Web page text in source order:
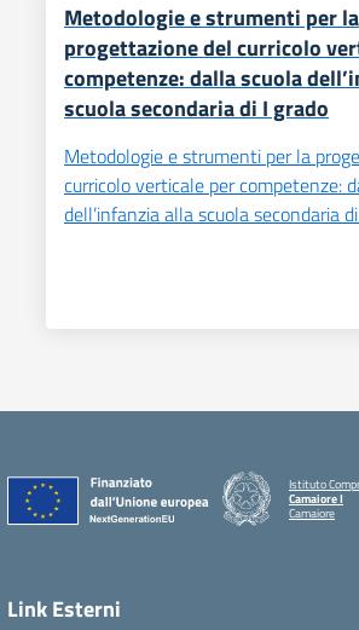
Metodologie e strumenti per la
progettazione del curricolo
competenze: dalla scuola
scuola secondaria di I grado
Metodologie e strumenti per la
curricolo verticale per competenze:
dell’infanzia alla scuola secondaria
Istituto
Camaiore I
Camaiore
Link Esterni